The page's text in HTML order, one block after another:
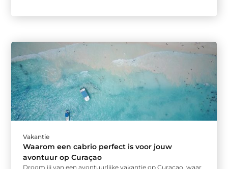
Vakantie
Waarom een cabrio perfect is voor jouw
avontuur op Curaçao
Droom jij van een avontuurlijke vakantie op Curaçao, waar